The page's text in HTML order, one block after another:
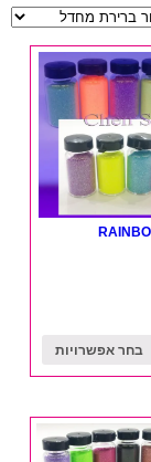
בחר אפשרויות